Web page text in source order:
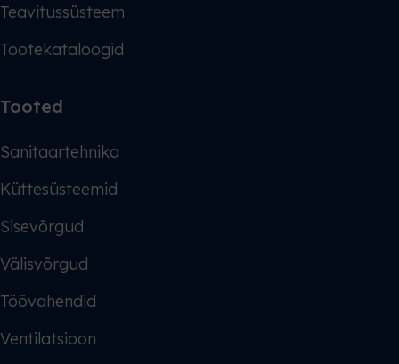
Teavitussüsteem
Tootekataloogid
Tooted
Sanitaartehnika
Küttesüsteemid
Sisevõrgud
Välisvõrgud
Töövahendid
Ventilatsioon